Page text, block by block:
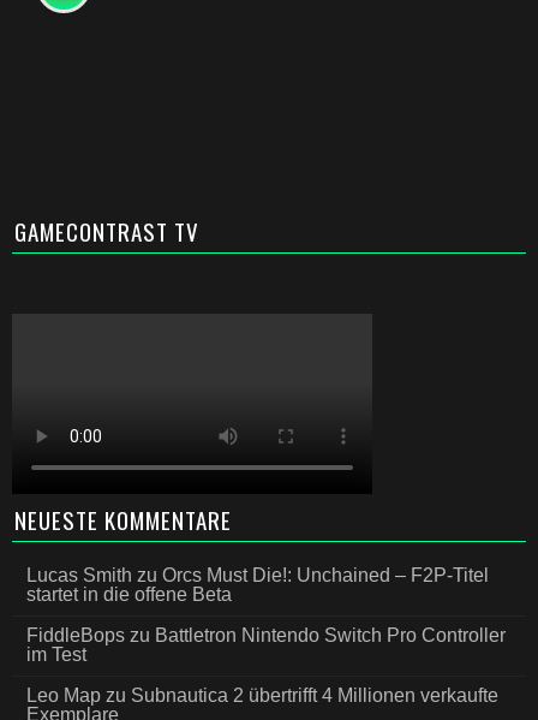
GAMECONTRAST TV
NEUESTE KOMMENTARE
Lucas Smith zu Orcs Must Die!: Unchained – F2P-Titel
startet in die offene Beta
FiddleBops zu Battletron Nintendo Switch Pro Controller
im Test
Leo Map zu Subnautica 2 übertrifft 4 Millionen verkaufte
Exemplare